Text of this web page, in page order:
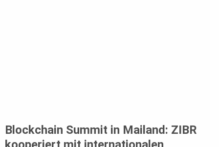
Blockchain Summit in Mailand: ZIBR